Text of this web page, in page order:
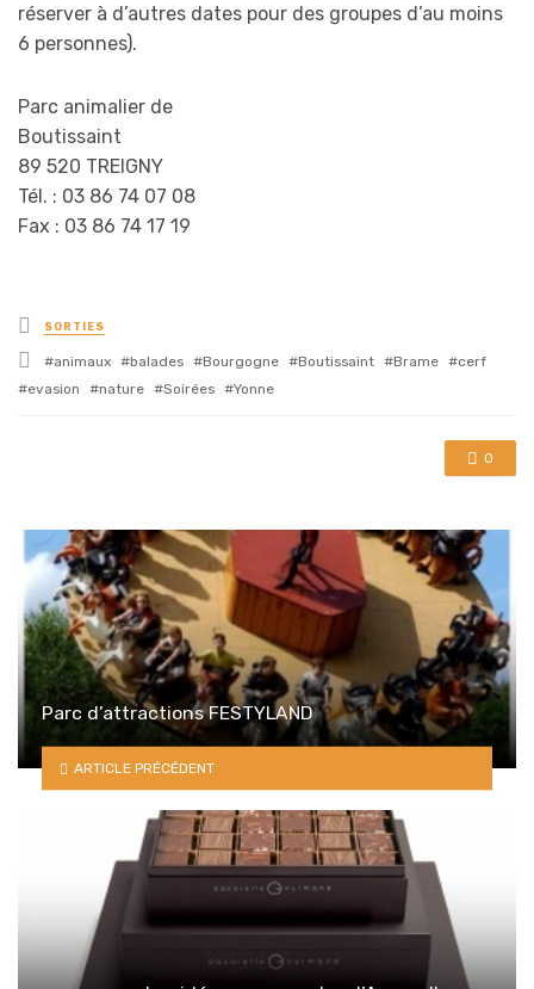
réserver à d’autres dates pour des groupes d’au moins
6 personnes).
Parc animalier de
Boutissaint
89 520 TREIGNY
Tél. : 03 86 74 07 08
Fax : 03 86 74 17 19
Posted
in
SORTIES
Tagged
with
animaux balades Bourgogne Boutissaint Brame
cerf
evasion
nature Soirées Yonne
0
Parc d’attractions FESTYLAND
ARTICLE PRÉCÉDENT